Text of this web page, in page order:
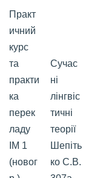
Практ
ичний
курс
та
практи
ка
перек
ладу
ІМ 1
(новог
Сучас
ні
лінгвіс
тичні
теорії
Шепіть
ко С.В.